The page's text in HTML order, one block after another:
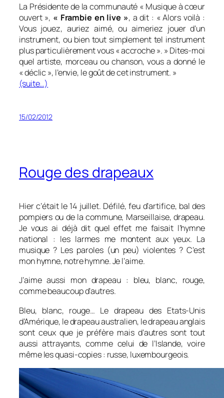
La Présidente de la communauté « Musique à cœur
ouvert », « Frambie en live », a dit : « Alors voilà :
Vous jouez, auriez aimé, ou aimeriez jouer d’un
instrument, ou bien tout simplement tel instrument
plus particulièrement vous « accroche ». » Dites-moi
quel artiste, morceau ou chanson, vous a donné le
« déclic », l’envie, le goût de cet instrument. »
(suite…)
15/02/2012
Rouge des drapeaux
Hier c’était le 14 juillet. Défilé, feu d’artifice, bal des
pompiers ou de la commune, Marseillaise, drapeau.
Je vous ai déjà dit quel effet me faisait l’hymne
national : les larmes me montent aux yeux. La
musique ? Les paroles (un peu) violentes ? C’est
mon hymne, notre hymne. Je l’aime.
J’aime aussi mon drapeau : bleu, blanc, rouge,
comme beaucoup d’autres.
Bleu, blanc, rouge… Le drapeau des Etats-Unis
d’Amérique, le drapeau australien, le drapeau anglais
sont ceux que je préfère mais d’autres sont tout
aussi attrayants, comme celui de l’Islande, voire
même les quasi-copies : russe, luxembourgeois.